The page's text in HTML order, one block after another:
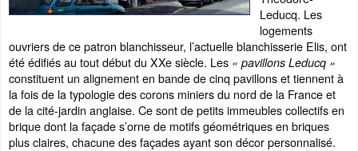
Leducq. Les
logements
ouvriers de ce patron blanchisseur, l’actuelle blanchisserie Elis, ont
été édifiés au tout début du XXe siècle. Les « pavillons Leducq »
constituent un alignement en bande de cinq pavillons et tiennent à
la fois de la typologie des corons miniers du nord de la France et
de la cité-jardin anglaise. Ce sont de petits immeubles collectifs en
brique dont la façade s’orne de motifs géométriques en briques
plus claires, chacune des façades ayant son décor personnalisé.